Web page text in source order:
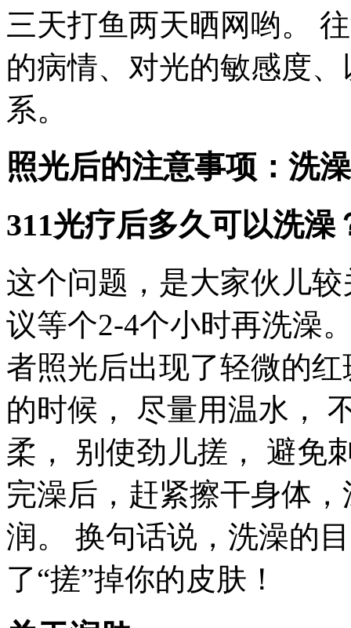
三天打鱼两天晒网哟。
的病情、对光的敏感度
系。
照光后的注意事项：洗
311光疗后多久可以洗澡
这个问题，是大家伙儿
议等个2-4个小时再洗澡
者照光后出现了轻微的
的时候， 尽量用温水，
柔， 别使劲儿搓， 避免
完澡后，赶紧擦干身体
润。 换句话说，洗澡的
了“搓”掉你的皮肤！